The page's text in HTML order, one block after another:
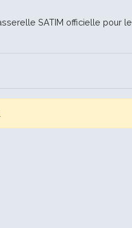
SATIM officielle pour le